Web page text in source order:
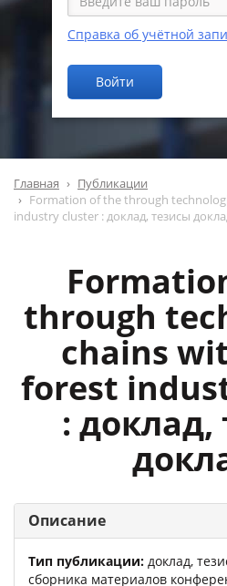
Справка об учётной
Войти
Главная
Публикации
Formation of the through
industry cluster : доклад, тезисы
through
chains
forest
: доклад,
Описание
Тип публикации: доклад,
сборника материалов